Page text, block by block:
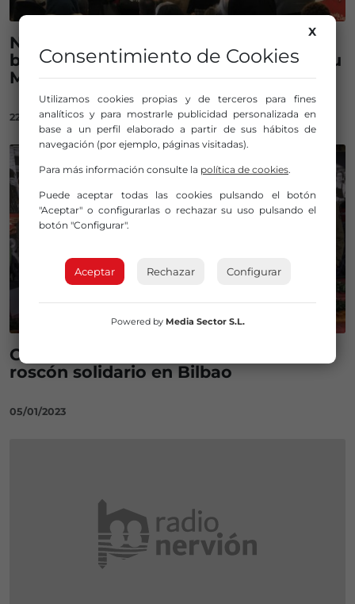
Nueva edición del programa de
baloncesto «Cuida Tu Cuerpo Cuida Tu
Mente»
22/02/2023
Cáritas reparte 3.500 raciones de
roscón solidario en Bilbao
05/01/2023
X
Consentimiento de Cookies
Utilizamos cookies propias y de terceros para fines
analíticos y para mostrarle publicidad personalizada en
base a un perfil elaborado a partir de sus hábitos de
navegación (por ejemplo, páginas visitadas).
Para más información consulte la política de cookies.
Puede aceptar todas las cookies pulsando el botón
"Aceptar" o configurarlas o rechazar su uso pulsando el
botón "Configurar".
Aceptar Rechazar Configurar
Powered by Media Sector S.L.